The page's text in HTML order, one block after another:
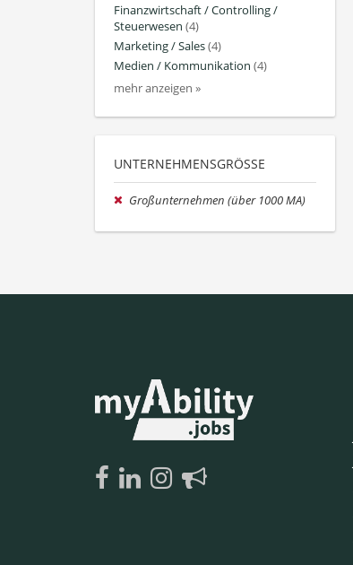
Finanzwirtschaft / Controlling /
Steuerwesen (4)
Marketing / Sales(4)
Medien / Kommunikation (4)
mehr anzeigen »
UNTERNEHMENSGRÖSSE
Großunternehmen (über 1000 MA)